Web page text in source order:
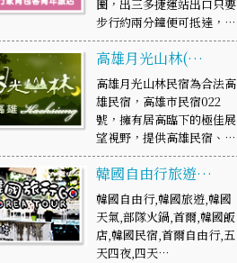
圈，出三多捷運站出口只要
步行約兩分鐘便可抵達，…
高雄月光山林(…
高雄月光山林民宿為合法高
雄民宿，高雄市民宿022
號，擁有居高臨下的極佳展
望視野，提供高雄民宿、…
韓國自由行旅遊…
韓國自由行,韓國旅遊,韓國
天氣,部隊火鍋,首爾,韓國飯
店,韓國民宿,首爾自由行,五
天四夜,四天…